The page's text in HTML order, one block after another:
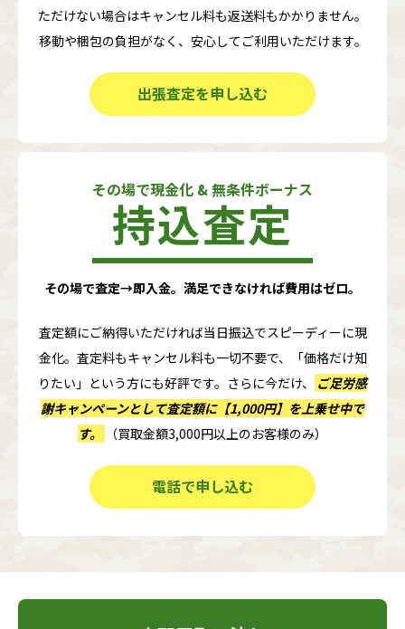
ただけない場合はキャンセル料も返送料もかかりません。
移動や梱包の負担がなく、安心してご利用いただけます。
出張査定を申し込む
その場で現金化 & 無条件ボーナス
持込査定
その場で査定→即入金。満足できなければ費用はゼロ。
査定額にご納得いただければ当日振込でスピーディーに現
金化。査定料もキャンセル料も一切不要で、「価格だけ知
りたい」という方にも好評です。さらに今だけ、
ご足労感
謝キャンペーンとして査定額に【1,000円】 を上乗せ中で
す。
（買取金額3,000円以上のお客様のみ）
電話で申し込む